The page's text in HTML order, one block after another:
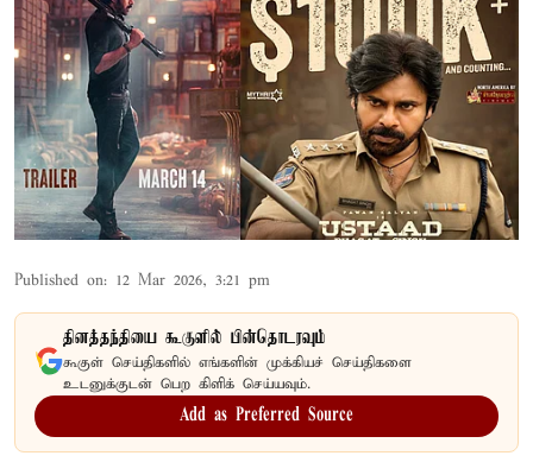
Published on: 12 Mar 2026, 3:21 pm
தினத்தந்தியை கூகுளில் பின்தொடரவும்
கூகுள் செய்திகளில் எங்களின் முக்கியச் செய்திகளை
உடனுக்குடன் பெற கிளிக் செய்யவும்.
Add as Preferred Source